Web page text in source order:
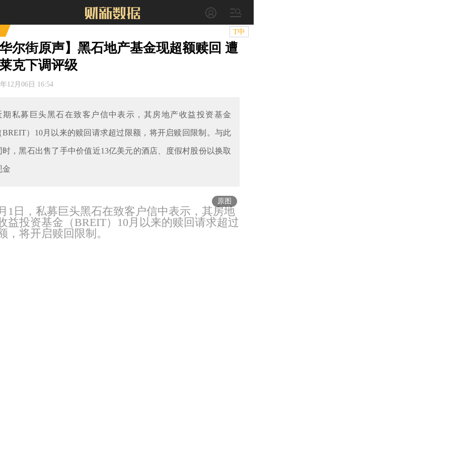
T中
尔街原声】黑石地产基金现超额赎回 遭
克下调评级
12月06日 16:54
期私募巨头黑石在致客户信中表示，其房地产收益投资基金
BREIT）10月以来的赎回请求超过限额，将开启赎回限制。与此
时，黑石出售了手中价值近13亿美元的酒店、度假村股份以换取
金
原图
1日，私募巨头黑石在致客户信中表示，其房地
益投资基金（BREIT）10月以来的赎回请求超过
，将开启赎回限制。